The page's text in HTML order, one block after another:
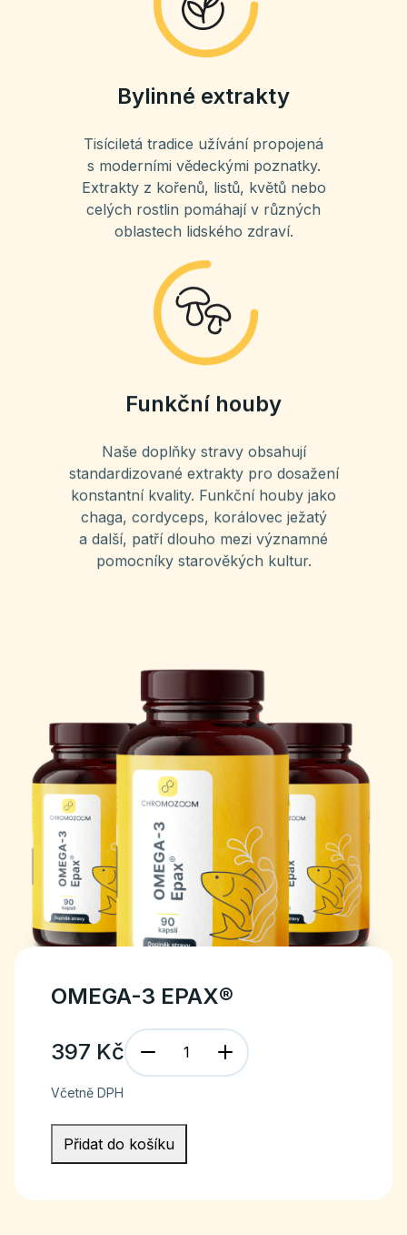
Bylinné extrakty
Tisíciletá tradice užívání propojená
s moderními vědeckými poznatky.
Extrakty z kořenů, listů, květů nebo
celých rostlin pomáhají v různých
oblastech lidského zdraví.
Funkční houby
Naše doplňky stravy obsahují
standardizované extrakty pro dosažení
konstantní kvality. Funkční houby jako
chaga, cordyceps, korálovec ježatý
a další, patří dlouho mezi významné
pomocníky starověkých kultur.
OMEGA-3 EPAX®
397 Kč
Včetně DPH
Přidat do košíku